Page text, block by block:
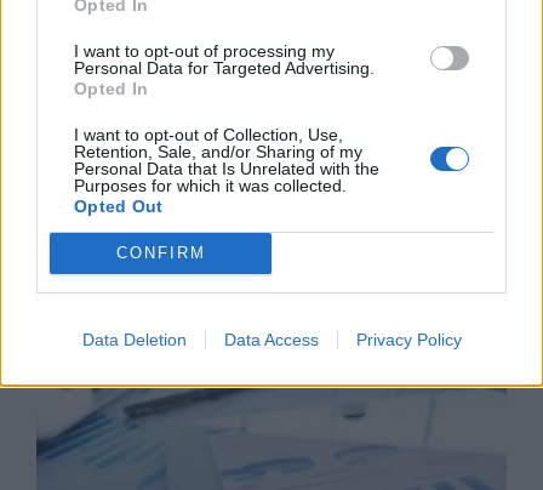
Opted In
I want to opt-out of processing my
Personal Data for Targeted Advertising.
Opted In
I want to opt-out of Collection, Use,
Retention, Sale, and/or Sharing of my
Personal Data that Is Unrelated with the
Purposes for which it was collected.
Opted Out
CONFIRM
Data Deletion Data Access Privacy Policy
Business Know-how